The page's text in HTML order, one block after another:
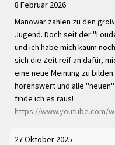
8 Februar 2026
Manowar zählen zu den
Jugend. Doch seit der
und ich habe mich kaum
sich die Zeit reif an dafür,
eine neue Meinung zu
hörenswert und alle
finde ich es raus!
https://www.youtube.com/
27 Oktober 2025